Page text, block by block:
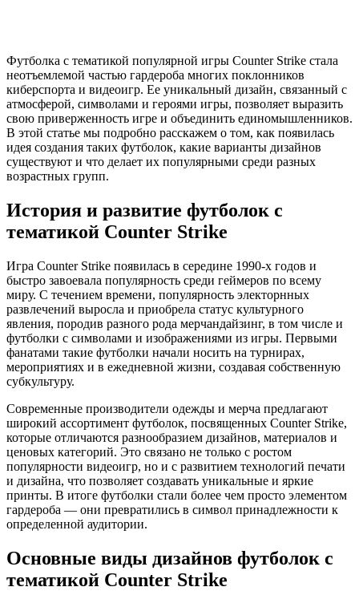
Футболка с тематикой популярной игры Counter Strike стала
неотъемлемой частью гардероба многих поклонников
киберспорта и видеоигр. Ее уникальный дизайн, связанный с
атмосферой, символами и героями игры, позволяет выразить
свою приверженность игре и объединить единомышленников.
В этой статье мы подробно расскажем о том, как появилась
идея создания таких футболок, какие варианты дизайнов
существуют и что делает их популярными среди разных
возрастных групп.
История и развитие футболок с
тематикой Counter Strike
Игра Counter Strike появилась в середине 1990-х годов и
быстро завоевала популярность среди геймеров по всему
миру. С течением времени, популярность электорнных
развлечений выросла и приобрела статус культурного
явления, породив разного рода мерчандайзинг, в том числе и
футболки с символами и изображениями из игры. Первыми
фанатами такие футболки начали носить на турнирах,
мероприятиях и в ежедневной жизни, создавая собственную
субкультуру.
Современные производители одежды и мерча предлагают
широкий ассортимент футболок, посвященных Counter Strike,
которые отличаются разнообразием дизайнов, материалов и
ценовых категорий. Это связано не только с ростом
популярности видеоигр, но и с развитием технологий печати
и дизайна, что позволяет создавать уникальные и яркие
принты. В итоге футболки стали более чем просто элементом
гардероба — они превратились в символ принадлежности к
определенной аудитории.
Основные виды дизайнов футболок с
тематикой Counter Strike